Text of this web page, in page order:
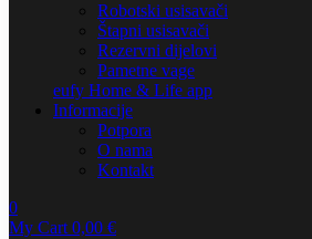
Robotski usisavači
Štapni usisavači
Rezervni dijelovi
Pametne vage
eufy Home & Life app
Informacije
Potpora
O nama
Kontakt
0
My Cart0,00 €